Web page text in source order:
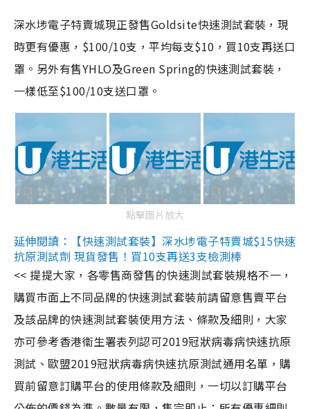
深水埗電子特賣城現正發售Goldsite快速測試套裝，現
時更有優惠，$100/10支，平均每支$10，買10支再送口
罩。另外有售YHLO及Green Spring的快速測試套裝，
一樣低至$100/10支送口罩。
點擊圖片放大
延伸閱讀：【快速測試套裝】深水埗電子特賣城$15快速
抗原測試劑 現貨發售！買10支再送3支檢測棒
<< 提提大家，各零售商發售的快速測試套裝規格不一，
購買市面上不同品牌的快速測試套裝前請留意售賣平台
及該品牌的快速測試套裝使用方法、條款及細則，大家
亦可參考香港衞生署表列認可2019冠狀病毒病快速抗原
測試、歐盟2019冠狀病毒病快速抗原測試通用名單，購
買前留意訂購平台的使用條款及細則，一切以訂購平台